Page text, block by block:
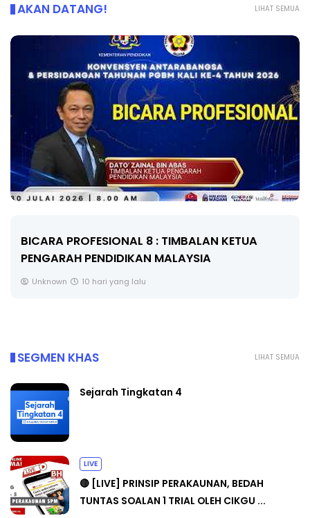
LIHAT SEMUA
AKAN DATANG!
BICARA PROFESIONAL 8 : TIMBALAN KETUA
PENGARAH PENDIDIKAN MALAYSIA
Unknown 10 hari yang lalu
LIHAT SEMUA
SEGMEN KHAS
Sejarah Tingkatan 4
LIVE
🔴 [LIVE] PRINSIP PERAKAUNAN, BEDAH
TUNTAS SOALAN 1 TRIAL OLEH CIKGU ...